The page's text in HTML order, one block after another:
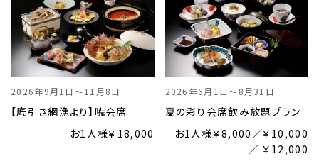
2026年9月1日～11月8日
【底引き網漁より】暁会席
お1人様￥18,000
2026年6月1日～8月31日
夏の彩り会席飲み放題プラン
お1人様￥8,000／￥10,000
／ ￥12,000